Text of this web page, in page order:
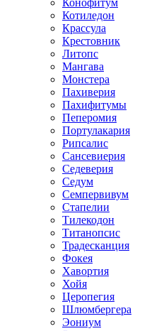
Конофитум
Котиледон
Крассула
Крестовник
Литопс
Мангава
Монстера
Пахиверия
Пахифитумы
Пеперомия
Портулакария
Рипсалис
Сансевиерия
Седеверия
Седум
Семпервивум
Стапелии
Тилекодон
Титанопсис
Традесканция
Фокея
Хавортия
Хойя
Церопегия
Шлюмбергера
Эониум